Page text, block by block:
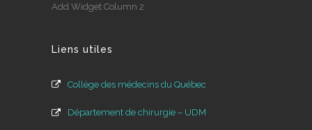
Add Widget Column 2
Liens utiles
Collège des médecins du Québec
Département de chirurgie – UDM